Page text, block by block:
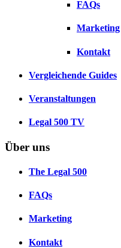
FAQs
Marketing
Kontakt
Vergleichende Guides
Veranstaltungen
Legal 500 TV
Über uns
The Legal 500
FAQs
Marketing
Kontakt